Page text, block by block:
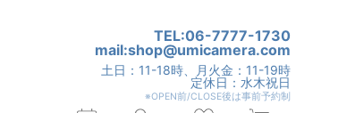
TEL:06-7777-1730
mail:shop@umicamera.com
土日：11-18時、月火金：11-19時
定休日：水木祝日
※OPEN前/CLOSE後は事前予約制